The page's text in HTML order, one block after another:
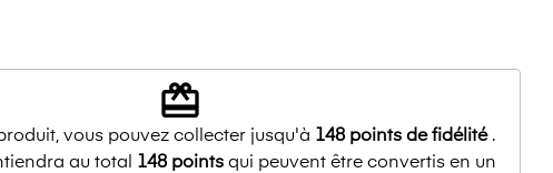
redeem
vous pouvez collecter jusqu'à 148 points de fidélité.
au total 148pointsqui peuvent être convertis en un